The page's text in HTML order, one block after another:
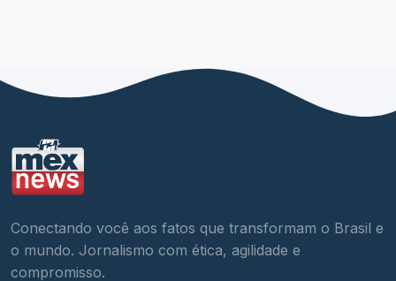
Conectando você aos fatos que transformam o Brasil e
o mundo. Jornalismo com ética, agilidade e
compromisso.